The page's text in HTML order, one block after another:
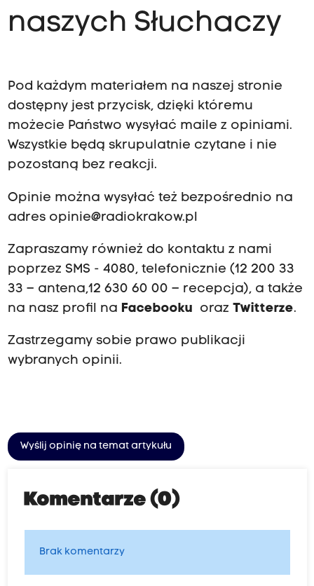
naszych Słuchaczy
Pod każdym materiałem na naszej stronie
dostępny jest przycisk, dzięki któremu
możecie Państwo wysyłać maile z opiniami.
Wszystkie będą skrupulatnie czytane i nie
pozostaną bez reakcji.
Opinie można wysyłać też bezpośrednio na
adres opinie@radiokrakow.pl
Zapraszamy również do kontaktu z nami
poprzez SMS - 4080, telefonicznie (12 200 33
33 – antena,12 630 60 00 – recepcja), a także
na nasz profil na Facebooku oraz Twitterze.
Zastrzegamy sobie prawo publikacji
wybranych opinii.
Wyślij opinię na temat artykułu
Komentarze (0)
Brak komentarzy